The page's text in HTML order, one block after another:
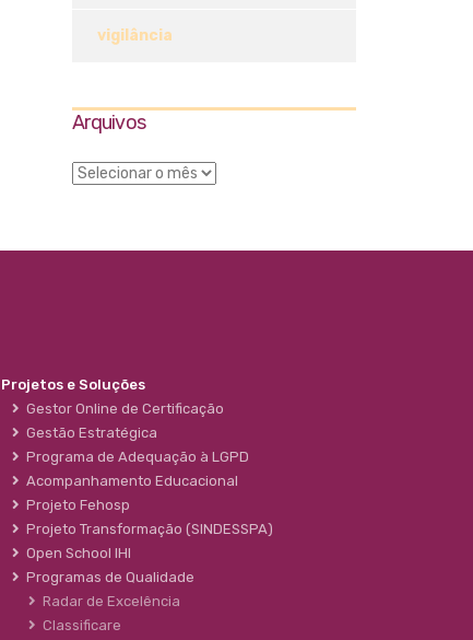
vigilância
Arquivos
Projetos e Soluções
Gestor Online de Certificação
Gestão Estratégica
Programa de Adequação à LGPD
Acompanhamento Educacional
Projeto Fehosp
Projeto Transformação (SINDESSPA)
Open School IHI
Programas de Qualidade
Radar de Excelência
Classificare